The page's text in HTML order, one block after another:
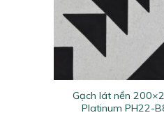
Gạch lát nền
Platinum PH22-